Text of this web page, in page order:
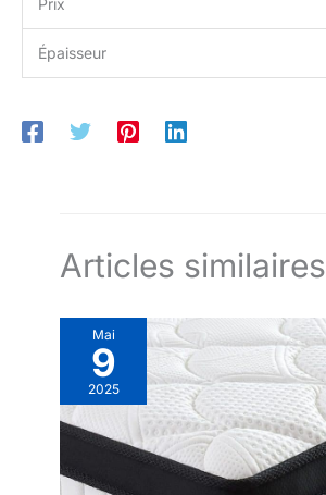
Prix
Épaisseur
Articles similaires
Mai
9
2025